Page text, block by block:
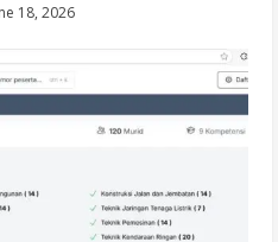
18, 2026